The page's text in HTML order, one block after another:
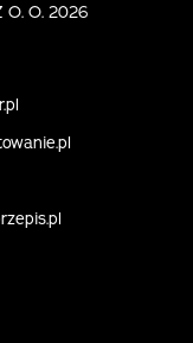
O. O. 2026